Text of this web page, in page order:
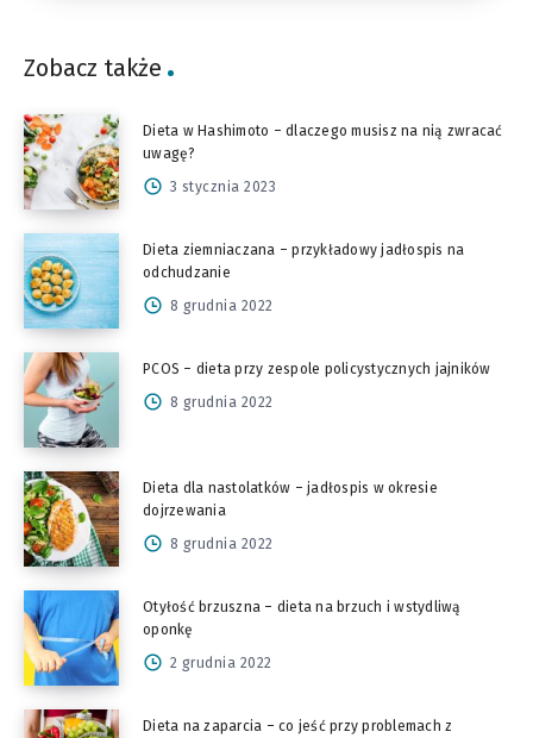
Zobacz także
Dieta w Hashimoto – dlaczego musisz na nią zwracać
uwagę?
3 stycznia 2023
Dieta ziemniaczana – przykładowy jadłospis na
odchudzanie
8 grudnia 2022
PCOS – dieta przy zespole policystycznych jajników
8 grudnia 2022
Dieta dla nastolatków – jadłospis w okresie
dojrzewania
8 grudnia 2022
Otyłość brzuszna – dieta na brzuch i wstydliwą
oponkę
2 grudnia 2022
Dieta na zaparcia – co jeść przy problemach z